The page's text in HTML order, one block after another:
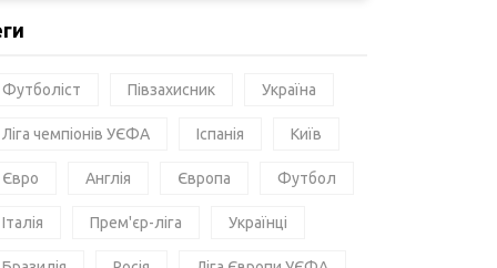
Футболіст Півзахисник Україна
Ліга чемпіонів УЄФА Іспанія Київ
Євро Англія Європа Футбол
Італія Прем'єр-ліга Українці